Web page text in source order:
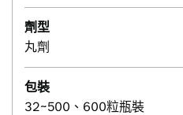
劑型
丸劑
包裝
32~500、600粒瓶裝